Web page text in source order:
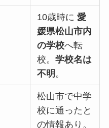
10歳時に愛
媛県松山市内
の学校へ転
校。学校名は
不明 。
松山市で中学
校に通ったと
の情報あり。